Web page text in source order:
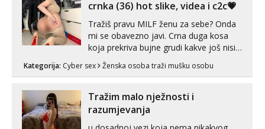
crnka (36) hot slike, videa i c2c💗
Tražiš pravu MILF ženu za sebe? Onda
mi se obavezno javi. Crna duga kosa
koja prekriva bujne grudi kakve još nisi
vidio, čista ŠESTICA! A usne? O usnama
bolje da ni ne pričam. Prave pune usne
vjeruj mi, takve još nisi vidio. Uvijek sam
spremna za ONLOINE zabavu...
Kategorija: Cyber sex Ženska osoba traži mušku osobu
Tražim malo nježnosti i
razumjevanja